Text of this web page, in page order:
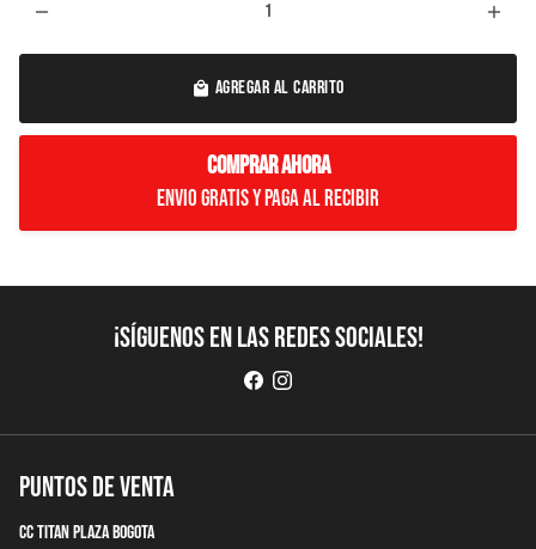
remove add
local_mall AGREGAR AL CARRITO
COMPRAR AHORA
Envio Gratis y paga al recibir
¡Síguenos en las redes sociales!
Puntos de Venta
CC Titan Plaza Bogota